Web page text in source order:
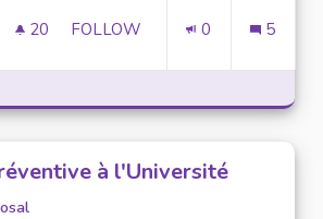
20 20 FOLLOWERS
FOLLOW 0 5
à l'Université